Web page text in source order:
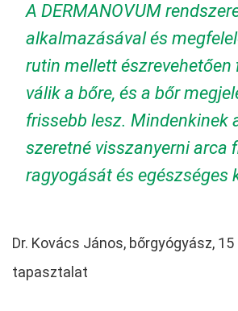
A DERMANOVUM
alkalmazásával és
rutin mellett
válik a bőre, és a bőr
frissebb lesz. Mindenkinek
szeretné visszanyerni arca
ragyogását és egészséges
Dr. Kovács János, bőrgyógyász,
tapasztalat